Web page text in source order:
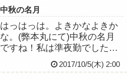
中秋の名月
はっはっは。よきかなよきか
な。(弊本丸にて)中秋の名月
ですね！私は準夜勤でした！
うちの病院、準夜勤者には患
者さんの夕食と同じメニュー
2017/10/5(木) 2:00